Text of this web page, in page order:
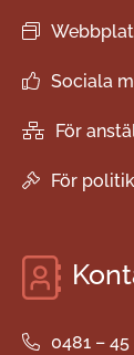
Sociala
För
För
0481 –